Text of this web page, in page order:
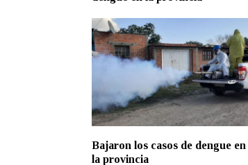
Bajaron los casos de dengue en
la provincia